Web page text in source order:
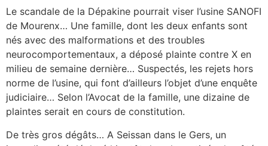
Le scandale de la Dépakine pourrait viser l’usine SANOFI
de Mourenx… Une famille, dont les deux enfants sont
nés avec des malformations et des troubles
neurocomportementaux, a déposé plainte contre X en
milieu de semaine dernière… Suspectés, les rejets hors
norme de l’usine, qui font d’ailleurs l’objet d’une enquête
judiciaire… Selon l’Avocat de la famille, une dizaine de
plaintes serait en cours de constitution.
De très gros dégâts… A Seissan dans le Gers, un